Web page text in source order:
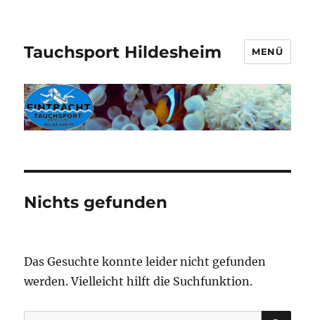
Tauchsport Hildesheim MENÜ
Nichts gefunden
Das Gesuchte konnte leider nicht gefunden
werden. Vielleicht hilft die Suchfunktion.